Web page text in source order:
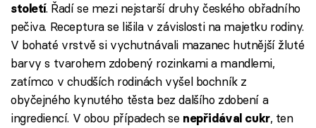
století. Řadí se mezi nejstarší druhy českého obřadního
pečiva. Receptura se lišila v závislosti na majetku rodiny.
V bohaté vrstvě si vychutnávali mazanec hutnější žluté
barvy s tvarohem zdobený rozinkami a mandlemi,
zatímco v chudších rodinách vyšel bochník z
obyčejného kynutého těsta bez dalšího zdobení a
ingrediencí. V obou případech se nepřidával cukr, ten